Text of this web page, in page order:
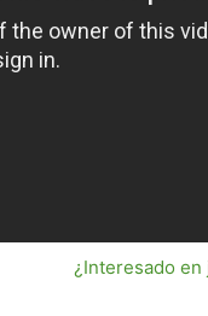
¿Interesado